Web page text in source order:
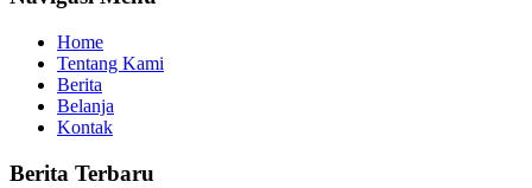
Home
Tentang Kami
Berita
Belanja
Kontak
Berita Terbaru